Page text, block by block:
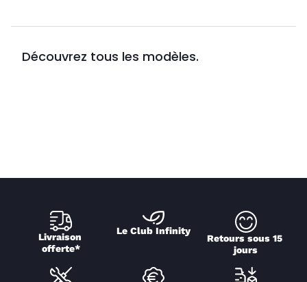
Découvrez tous les modèles.
Livraison
offerte*
Le Club Infinity
Retours sous 15
jours